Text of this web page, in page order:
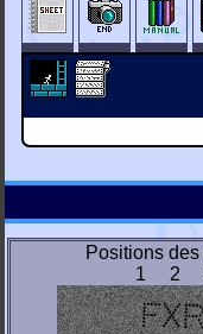
Positions des
1 2